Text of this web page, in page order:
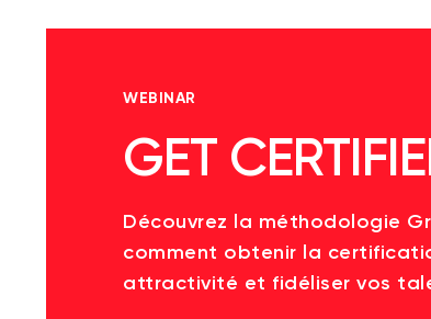
WEBINAR
GET
Découvrez la méthodologie
comment obtenir la
attractivité et fidéliser vos